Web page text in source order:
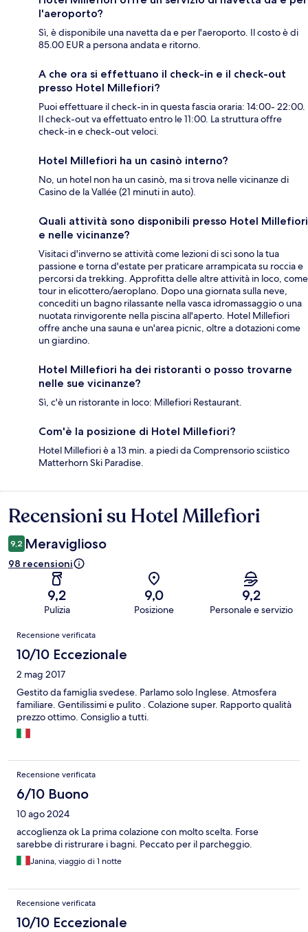
l'aeroporto?
Sì, è disponibile una navetta da e per l'aeroporto. Il costo è di
85.00 EUR a persona andata e ritorno.
A che ora si effettuano il check-in e il check-out
presso Hotel Millefiori?
Puoi effettuare il check-in in questa fascia oraria: 14:00- 22:00.
Il check-out va effettuato entro le 11:00. La struttura offre
check-in e check-out veloci.
Hotel Millefiori ha un casinò interno?
No, un hotel non ha un casinò, ma si trova nelle vicinanze di
Casino de la Vallée (21 minuti in auto).
Quali attività sono disponibili presso Hotel Millefiori
e nelle vicinanze?
Visitaci d'inverno se attività come lezioni di sci sono la tua
passione e torna d'estate per praticare arrampicata su roccia e
percorsi da trekking. Approfitta delle altre attività in loco, come
tour in elicottero/aeroplano. Dopo una giornata sulla neve,
concediti un bagno rilassante nella vasca idromassaggio o una
nuotata rinvigorente nella piscina all'aperto. Hotel Millefiori
offre anche una sauna e un'area picnic, oltre a dotazioni come
un giardino.
Hotel Millefiori ha dei ristoranti o posso trovarne
nelle sue vicinanze?
Sì, c'è un ristorante in loco: Millefiori Restaurant.
Com'è la posizione di Hotel Millefiori?
Hotel Millefiori è a 13 min. a piedi da Comprensorio sciistico
Matterhorn Ski Paradise.
Recensioni
Recensioni su Hotel Millefiori
9,2 Meraviglioso
98 recensioni
9,2
Pulizia
9,0
Posizione
9,2
Personale e servizio
Recensioni
Recensione verificata
10/10 Eccezionale
2 mag 2017
Gestito da famiglia svedese. Parlamo solo Inglese. Atmosfera
familiare. Gentilissimi e pulito . Colazione super. Rapporto qualità
prezzo ottimo. Consiglio a tutti.
Recensione verificata
6/10 Buono
10 ago 2024
accoglienza ok La prima colazione con molto scelta. Forse
sarebbe di ristrurare i bagni. Peccato per il parcheggio.
Janina, viaggio di 1 notte
Recensione verificata
10/10 Eccezionale